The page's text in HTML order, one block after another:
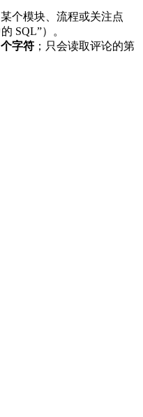
个模块、流程或关注点
SQL”）。
字符 ；只会读取评论的第